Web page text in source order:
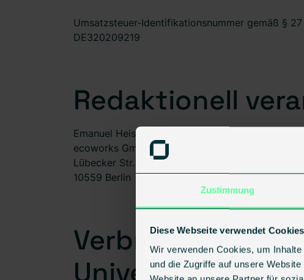
Zustimmung
Diese Webseite verwendet Cookies
Wir verwenden Cookies, um
und die Zugriffe auf unsere
Umsatzsteuer-Identifikationsnummer gemäß §
DE320209219
Redaktionell
Emanuel Heisenberg
ecoworks GmbH
Lübecker Str. 1-2
10559 Berlin